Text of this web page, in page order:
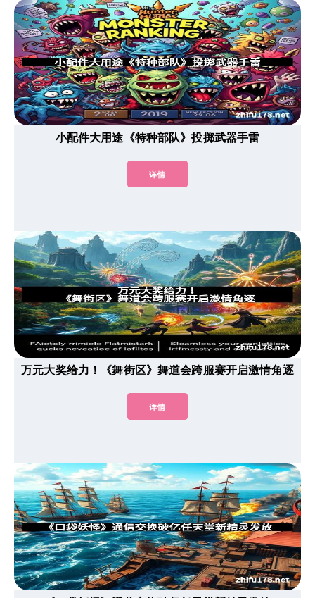
小配件大用途《特种部队》投掷武器手雷
详情
万元大奖给力！《舞街区》舞道会跨服赛开启激情角逐
详情